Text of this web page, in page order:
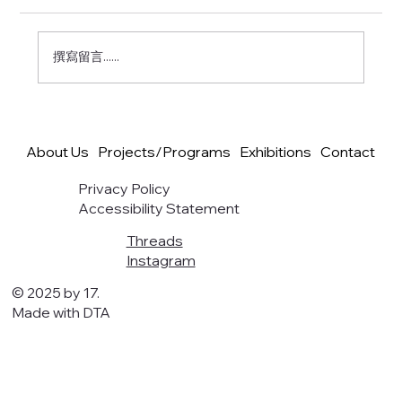
錄 Part 7 (End)
撰寫留言......
About Us Projects/Programs Exhibitions Contact
Privacy Policy
Accessibility Statement
Threads
Instagram
© 2025 by 17.
Made with DTA